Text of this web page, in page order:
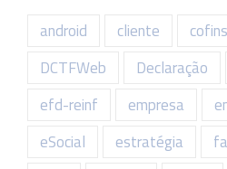
android cliente cofins
DCTFWeb
Declaração
efd-reinf
empresa
eSocial
estratégia